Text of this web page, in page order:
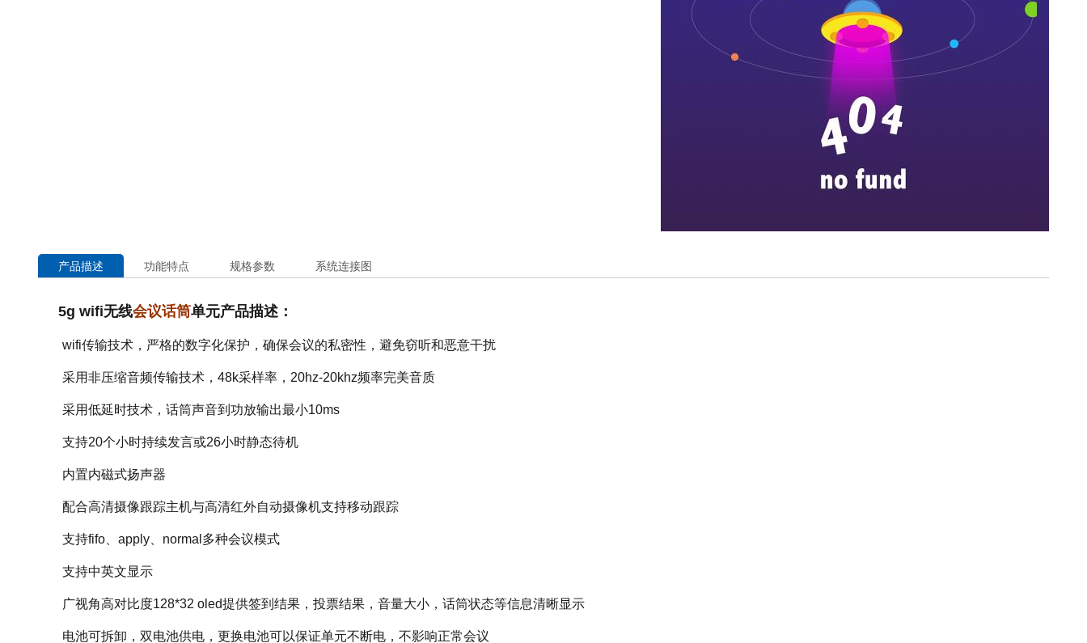
产品描述 功能特点 规格参数 系统连接图
5g wifi无线会议话筒单元产品描述：
wifi传输技术，严格的数字化保护，确保会议的私密性，避免窃听和恶意干扰
采用非压缩音频传输技术，48k采样率，20hz-20khz频率完美音质
采用低延时技术，话筒声音到功放输出最小10ms
支持20个小时持续发言或26小时静态待机
内置内磁式扬声器
配合高清摄像跟踪主机与高清红外自动摄像机支持移动跟踪
支持fifo、apply、normal多种会议模式
支持中英文显示
广视角高对比度128*32 oled提供签到结果，投票结果，音量大小，话筒状态等信息清晰显示
电池可拆卸，双电池供电，更换电池可以保证单元不断电，不影响正常会议